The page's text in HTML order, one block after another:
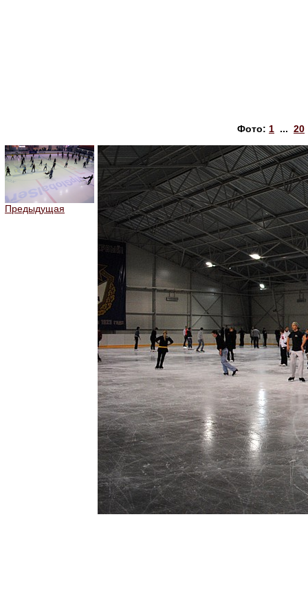
Фото: 1 ... 20
Предыдущая